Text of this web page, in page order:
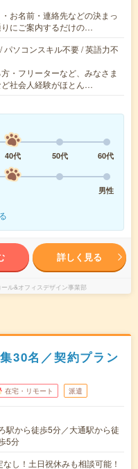
お名前・連絡先などの決まっ
にご案内するだけの…
ソコンスキル不要 / 英語力不
・フリーターなど、みなさま
社会人経験がほとん…
40代 50代
60代
男性
詳しく見る
ル&オフィスデザイン事業部
30名／契約プラン
在宅・リモート 派遣
駅から徒歩5分／大通駅から徒
5分
し！土日祝休みも相談可能！